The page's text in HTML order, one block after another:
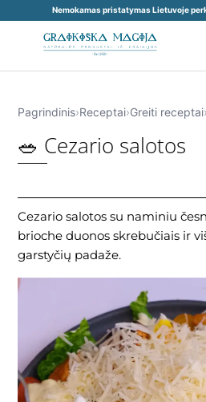
Nemokamas pristatymas Lietuvoje
Pagrindinis›Receptai›Greiti receptai
🥗 Cezario salotos
Cezario salotos su naminiu
brioche duonos skrebučiais ir
garstyčių padaže.